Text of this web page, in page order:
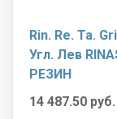
Rin. Re. Ta.
Угл. Лев
РЕЗИН
14 487.50 руб.